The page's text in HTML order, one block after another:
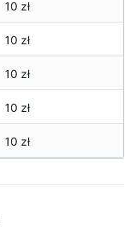
10 zł
10 zł
10 zł
10 zł
10 zł